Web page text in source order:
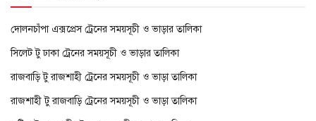
দোলনচাঁপা এক্সপ্রেস ট্রেনের সময়সূচী ও ভাড়ার তালিকা
সিলেট টু ঢাকা ট্রেনের সময়সূচী ও ভাড়ার তালিকা
রাজবাড়ি টু রাজশাহী ট্রেনের সময়সূচী ও ভাড়া তালিকা
রাজশাহী টু রাজবাড়ি ট্রেনের সময়সূচী ও ভাড়া তালিকা